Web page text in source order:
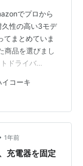
でプロから
久性の高い3モデ
てまとめていま
商品を選びまし
ドライバ
なら、この1台
充電インパクト
2. HiKOKI(ハイ
握り…
イコーキ
1年前
充電器を固定